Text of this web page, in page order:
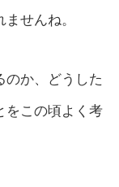
せんね。
のか、どうした
をこの頃よく考